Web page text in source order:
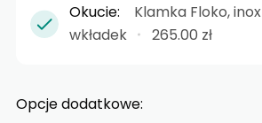
Okucie:
Klamka Floko,
wkładek
265.00 zł
Opcje dodatkowe: